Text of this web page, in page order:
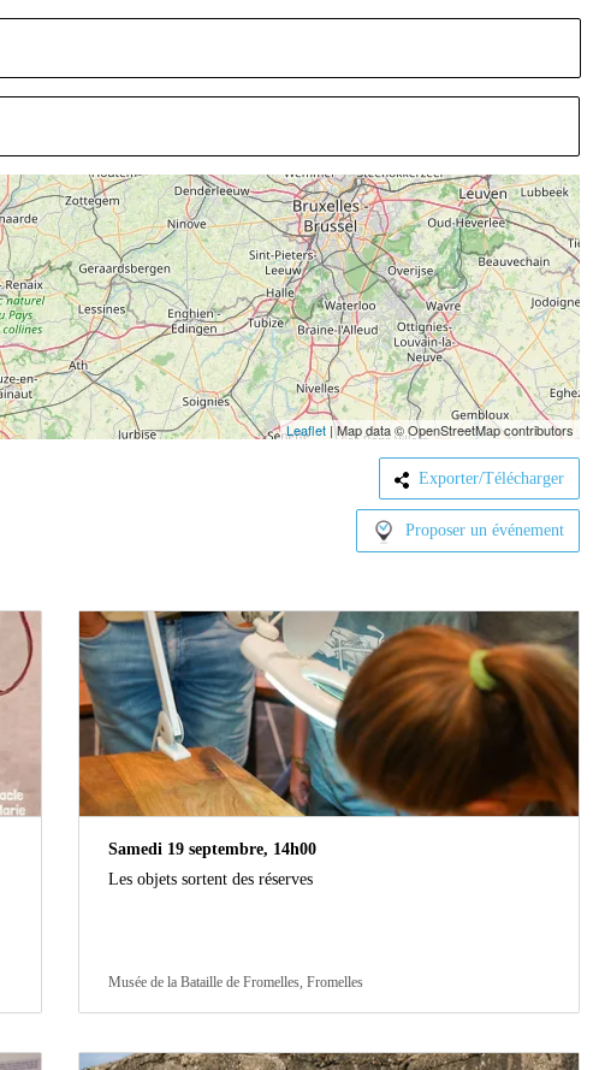
Leaflet |Map data © OpenStreetMap contributors
Exporter/Télécharger
Proposer un événement
Samedi 19 septembre, 14h00
Les objets sortent des réserves
Musée de la Bataille de Fromelles, Fromelles